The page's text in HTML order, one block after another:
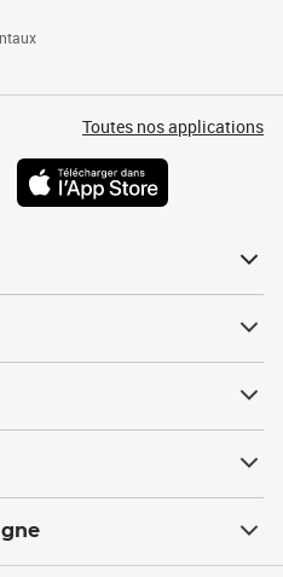
Toutes nos applications